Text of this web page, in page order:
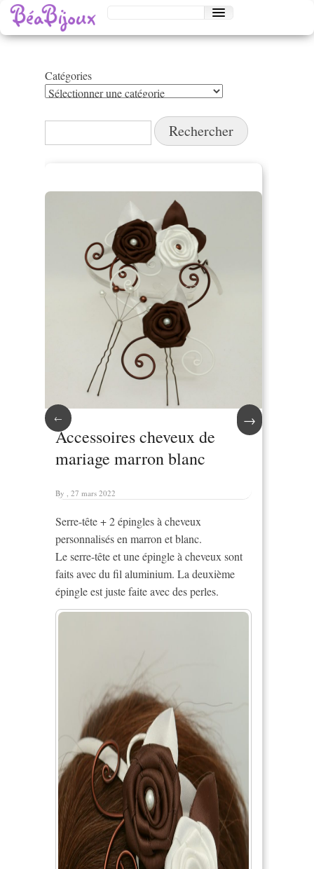
Catégories
Catégories
Rechercher :
← →
Accessoires cheveux de
mariage marron blanc
By , 27 mars 2022
Serre-tête + 2 épingles à cheveux
personnalisés en marron et blanc.
Le serre-tête et une épingle à cheveux sont
faits avec du fil aluminium. La deuxième
épingle est juste faite avec des perles.